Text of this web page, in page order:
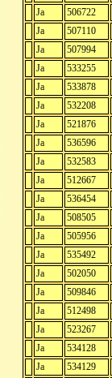
Ja
506722
Ja
507110
Ja
507994
Ja
533255
Ja
533878
Ja
532208
Ja
521876
Ja
536596
Ja
532583
Ja
512667
Ja
536454
Ja
508505
Ja
505956
Ja
535492
Ja
502050
Ja
509846
Ja
512498
Ja
523267
Ja
534128
Ja
534129